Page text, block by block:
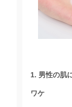
1. 男性の肌
ワケ